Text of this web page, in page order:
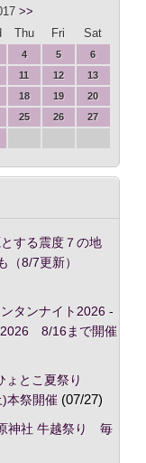
>>
Thu Fri Sat
4 5
6
11 12
13
18 19
20
25 26
27
する震度７の地
8/7更新）
タンナイト2026 -
2026 8/16まで開催
ょとこ夏祭り
本祭開催(07/27)
神社 牛越祭り 毎